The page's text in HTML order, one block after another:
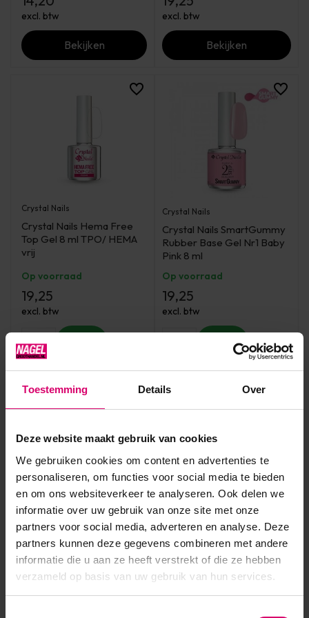
Toestemming Details Over
Deze website maakt gebruik van cookies
We gebruiken cookies om content en advertenties te
personaliseren, om functies voor social media te bieden
en om ons websiteverkeer te analyseren. Ook delen we
informatie over uw gebruik van onze site met onze
partners voor social media, adverteren en analyse. Deze
partners kunnen deze gegevens combineren met andere
informatie die u aan ze heeft verstrekt of die ze hebben
verzameld op basis van uw gebruik van hun services.
excl. btw
Bekijken
excl. btw
Bekijken
Crystal Nails
Crystal Nails Hema Free
Top Gel 8 ml TPO/ HEMA
vrij
Op voorraad
19,25
excl. btw
Crystal Nails
Crystal Nails SmartGummy
Rubber Base Gel Nr1 Baby
Pink 8 ml
Op voorraad
19,25
excl. btw
Crystal Nails
Crystal Nails Royal Top Gel
4 ml 006- Infinite Magenta
TPO vrij
Op voorraad
12,95
Crystal Nails
Crystal Nails Royal Top Gel
4 ml 007- Sunset Red TPO
Op voorraad
12,95